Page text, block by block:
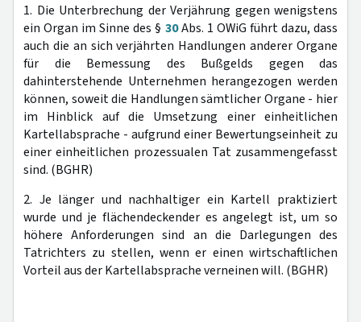
1. Die Unterbrechung der Verjährung gegen wenigstens
ein Organ im Sinne des § 30Abs. 1 OWiG führt dazu, dass
auch die an sich verjährten Handlungen anderer Organe
für die Bemessung des Bußgelds gegen das
dahinterstehende Unternehmen herangezogen werden
können, soweit die Handlungen sämtlicher Organe - hier
im Hinblick auf die Umsetzung einer einheitlichen
Kartellabsprache - aufgrund einer Bewertungseinheit zu
einer einheitlichen prozessualen Tat zusammengefasst
sind. (BGHR)
2. Je länger und nachhaltiger ein Kartell praktiziert
wurde und je flächendeckender es angelegt ist, um so
höhere Anforderungen sind an die Darlegungen des
Tatrichters zu stellen, wenn er einen wirtschaftlichen
Vorteil aus der Kartellabsprache verneinen will. (BGHR)